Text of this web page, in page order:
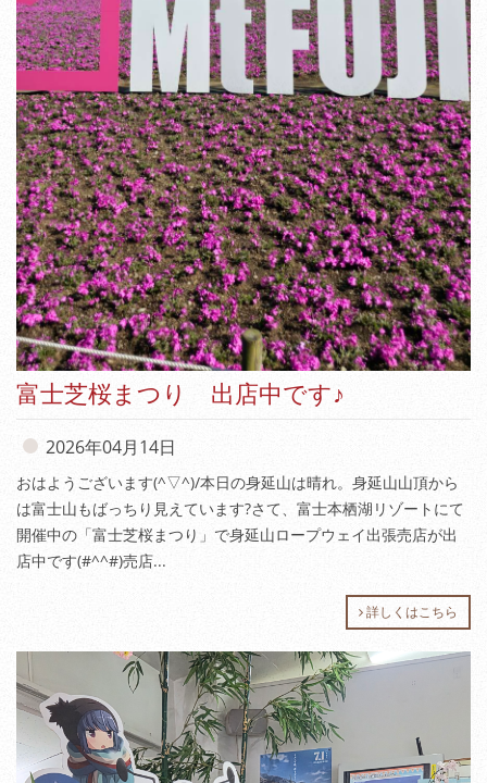
富士芝桜まつり 出店中です♪
2026年04月14日
おはようございます(^▽^)/本日の身延山は晴れ。身延山山頂から
は富士山もばっちり見えています?さて、富士本栖湖リゾートにて
開催中の「富士芝桜まつり」で身延山ロープウェイ出張売店が出
店中です(#^^#)売店...
詳しくはこちら